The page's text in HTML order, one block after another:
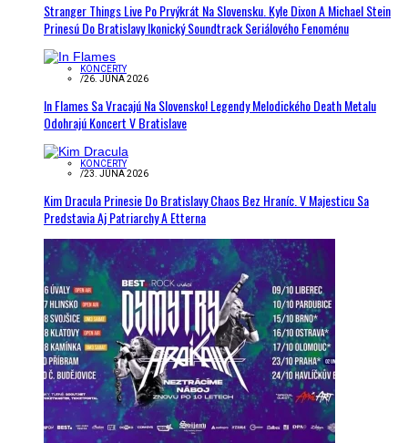
Stranger Things Live Po Prvýkrát Na Slovensku. Kyle Dixon A Michael Stein
Prinesú Do Bratislavy Ikonický Soundtrack Seriálového Fenoménu
KONCERTY
/26. JÚNA 2026
In Flames Sa Vracajú Na Slovensko! Legendy Melodického Death Metalu
Odohrajú Koncert V Bratislave
KONCERTY
/23. JÚNA 2026
Kim Dracula Prinesie Do Bratislavy Chaos Bez Hraníc. V Majesticu Sa
Predstavia Aj Patriarchy A Etterna